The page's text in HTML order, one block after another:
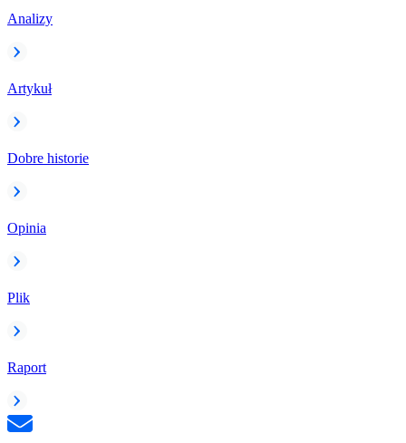
Analizy
Artykuł
Dobre historie
Opinia
Plik
Raport